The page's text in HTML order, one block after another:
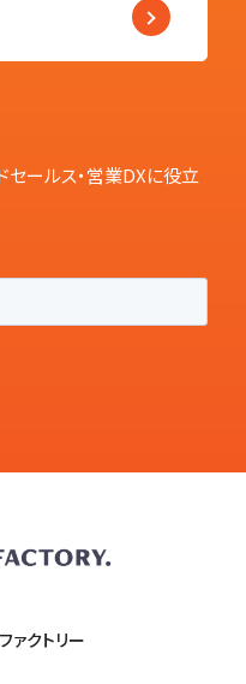
セールス・営業DXに役立
ァクトリー